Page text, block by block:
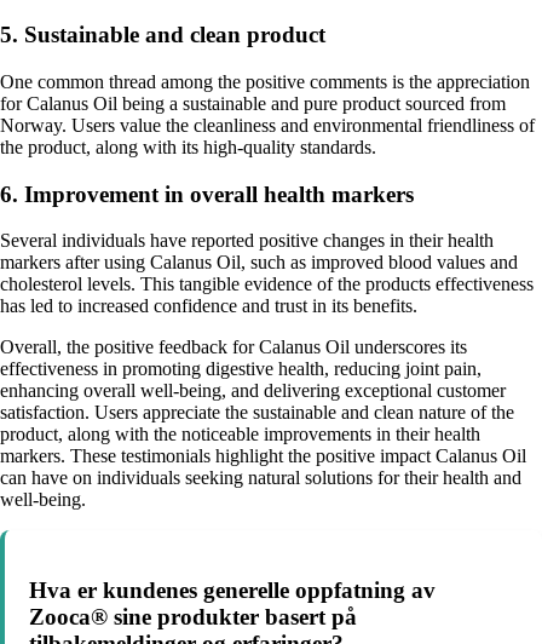
5. Sustainable and clean product
One common thread among the positive comments is the appreciation
for Calanus Oil being a sustainable and pure product sourced from
Norway. Users value the cleanliness and environmental friendliness of
the product, along with its high-quality standards.
6. Improvement in overall health markers
Several individuals have reported positive changes in their health
markers after using Calanus Oil, such as improved blood values and
cholesterol levels. This tangible evidence of the products effectiveness
has led to increased confidence and trust in its benefits.
Overall, the positive feedback for Calanus Oil underscores its
effectiveness in promoting digestive health, reducing joint pain,
enhancing overall well-being, and delivering exceptional customer
satisfaction. Users appreciate the sustainable and clean nature of the
product, along with the noticeable improvements in their health
markers. These testimonials highlight the positive impact Calanus Oil
can have on individuals seeking natural solutions for their health and
well-being.
Hva er kundenes generelle oppfatning av
Zooca® sine produkter basert på